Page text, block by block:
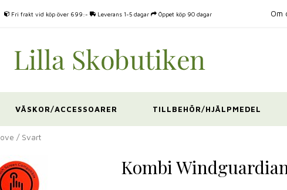
Fri frakt vid köp över 699:- Leverans 1-5 dagar Öppet köp 90 dagar Om
VÄSKOR/ACCESSOARER TILLBEHÖR/HJÄLPMEDEL
/ Svart
Kombi